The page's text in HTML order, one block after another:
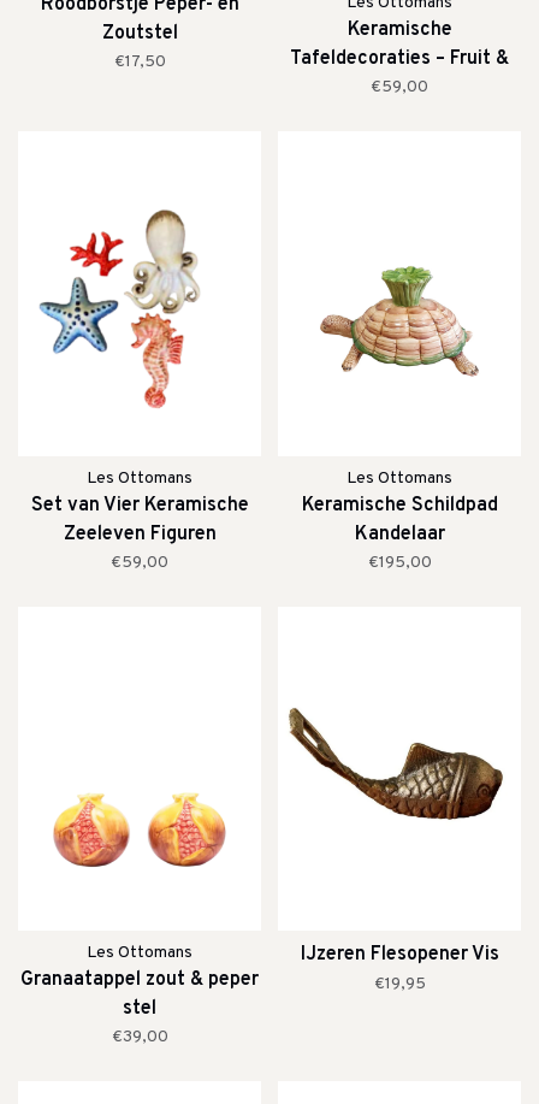
Roodborstje Peper- en
Zoutstel
€17,50
Keramische
Tafeldecoraties – Fruit &
Cactus (Set van 4)
€59,00
Les Ottomans
Set van Vier Keramische
Zeeleven Figuren
€59,00
Les Ottomans
Keramische Schildpad
Kandelaar
€195,00
Les Ottomans
Granaatappel zout & peper
stel
€39,00
IJzeren Flesopener Vis
€19,95